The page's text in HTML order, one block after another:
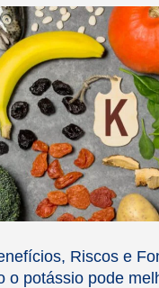
Riscos e
o potássio pode